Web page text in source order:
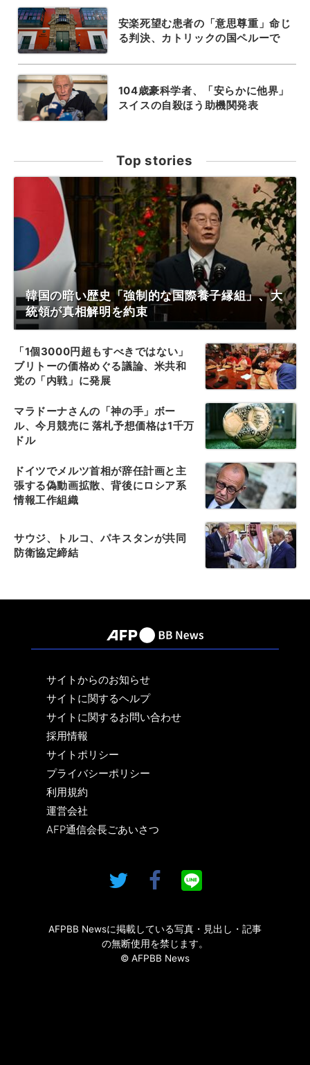
安楽死望む患者の「意思尊重」命じ
る判決、カトリックの国ペルーで
104歳豪科学者、「安らかに他界」
スイスの自殺ほう助機関発表
Top stories
韓国の暗い歴史「強制的な国際養子縁組」、大
統領が真相解明を約束
「1個3000円超もすべきではない」
ブリトーの価格めぐる議論、米共和
党の「内戦」に発展
マラドーナさんの「神の手」ボー
ル、今月競売に 落札予想価格は1千万
ドル
ドイツでメルツ首相が辞任計画と主
張する偽動画拡散、背後にロシア系
情報工作組織
サウジ、トルコ、パキスタンが共同
防衛協定締結
サイトからのお知らせ
サイトに関するヘルプ
サイトに関するお問い合わせ
採用情報
サイトポリシー
プライバシーポリシー
利用規約
運営会社
AFP通信会長ごあいさつ
AFPBB Newsに掲載している写真・見出し・記事
の無断使用を禁じます。
© AFPBB News